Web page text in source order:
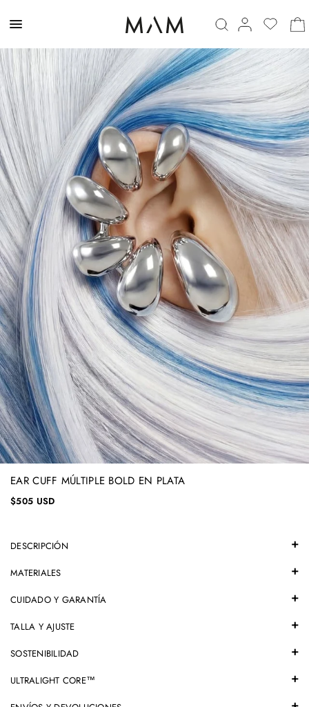
EAR CUFF MÚLTIPLE BOLD EN PLATA
$505 USD
DESCRIPCIÓN
MATERIALES
CUIDADO Y GARANTÍA
TALLA Y AJUSTE
SOSTENIBILIDAD
ULTRALIGHT CORE™